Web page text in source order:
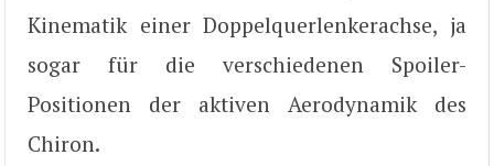
Kinematik einer Doppelquerlenkerachse, ja
sogar für die verschiedenen Spoiler-
Positionen der aktiven Aerodynamik des
Chiron.